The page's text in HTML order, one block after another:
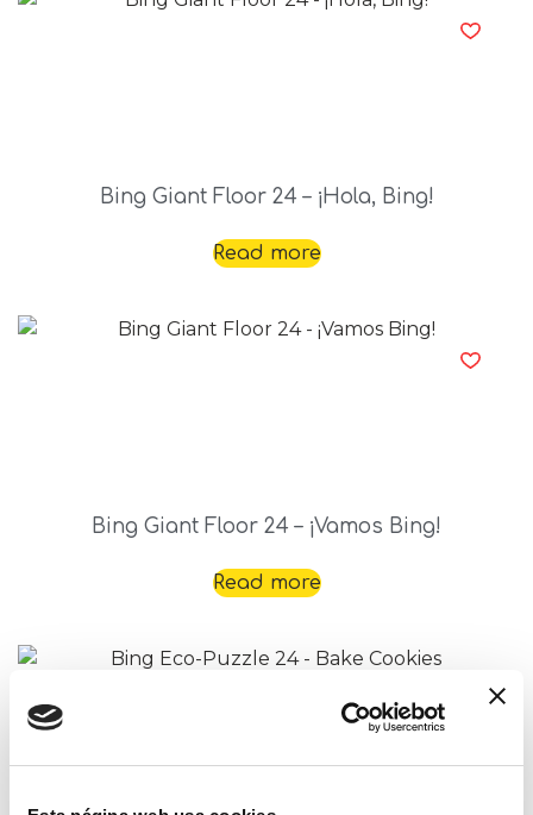
Bing Giant Floor 24 – ¡Hola, Bing!
Read more
Bing Giant Floor 24 – ¡Vamos Bing!
Read more